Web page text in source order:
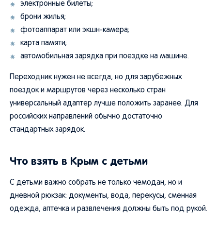
электронные билеты;
брони жилья;
фотоаппарат или экшн-камера;
карта памяти;
автомобильная зарядка при поездке на машине.
Переходник нужен не всегда, но для зарубежных
поездок и маршрутов через несколько стран
универсальный адаптер лучше положить заранее. Для
российских направлений обычно достаточно
стандартных зарядок.
Что взять в Крым с детьми
С детьми важно собрать не только чемодан, но и
дневной рюкзак: документы, вода, перекусы, сменная
одежда, аптечка и развлечения должны быть под рукой.